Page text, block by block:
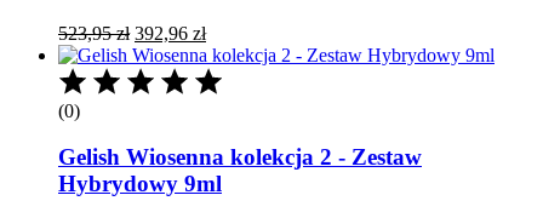
523,95zł Pierwotna
cena
wynosiła:
523,95 zł.
392,96 złAktualna
cena
wynosi:
392,96 zł.
(0)
Gelish Wiosenna kolekcja 2 - Zestaw
Hybrydowy 9ml